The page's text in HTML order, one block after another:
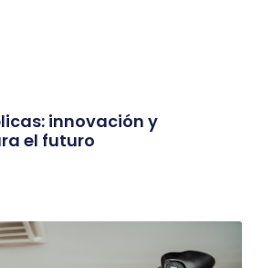
innovación y
el futuro